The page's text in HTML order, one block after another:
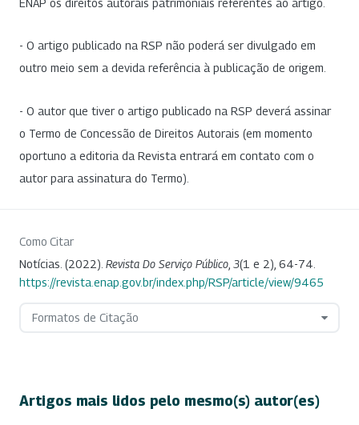
- O artigo publicado na RSP não poderá ser divulgado em
outro meio sem a devida referência à publicação de origem.
- O autor que tiver o artigo publicado na RSP deverá assinar
o Termo de Concessão de Direitos Autorais (em momento
oportuno a editoria da Revista entrará em contato com o
autor para assinatura do Termo).
Como Citar
Notícias. (2022). Revista Do Serviço Público 3(1 e 2), 64-74.
https://revista.enap.gov.br/index.php/RSP/article/view/9465
Formatos de Citação
Artigos mais lidos pelo mesmo(s) autor(es)